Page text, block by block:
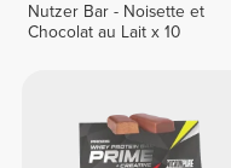
Nutzer Bar - Noisette et
Chocolat au Lait x 10